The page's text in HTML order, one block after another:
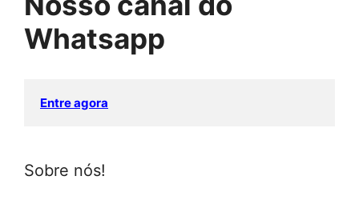
Whatsapp
Entre agora
Sobre nós!